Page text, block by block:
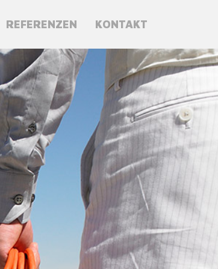
REFERENZEN KONTAKT